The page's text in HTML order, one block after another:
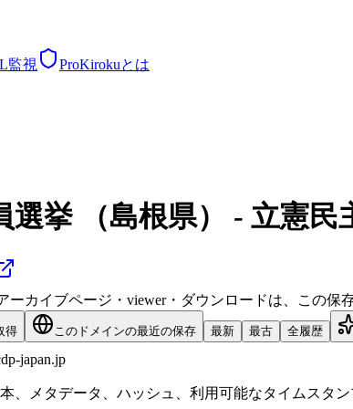
監視 ProKirokuとは
選挙 （島根県） - 立憲民
ーカイブページ・viewer・ダウンロードは、この保
得 このドメインの最近の保存 最新 最古 全履歴
japan.jp
、メタデータ、ハッシュ、利用可能なタイムスタ